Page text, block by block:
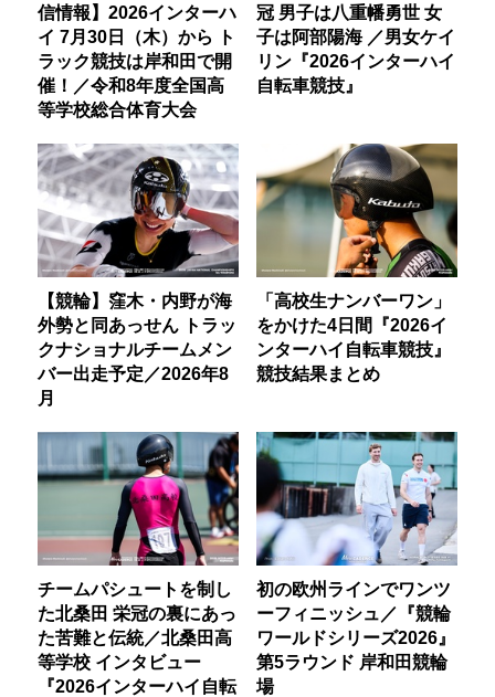
信情報】2026インターハ
イ 7月30日（木）から ト
ラック競技は岸和田で開
催！／令和8年度全国高
等学校総合体育大会
冠 男子は八重幡勇世 女
子は阿部陽海 ／男女ケイ
リン『2026インターハイ
自転車競技』
【競輪】窪木・内野が海
外勢と同あっせん トラッ
クナショナルチームメン
バー出走予定／2026年8
月
「高校生ナンバーワン」
をかけた4日間『2026イ
ンターハイ自転車競技』
競技結果まとめ
チームパシュートを制し
た北桑田 栄冠の裏にあっ
た苦難と伝統／北桑田高
等学校 インタビュー
『2026インターハイ自転
初の欧州ラインでワンツ
ーフィニッシュ／『競輪
ワールドシリーズ2026』
第5ラウンド 岸和田競輪
場